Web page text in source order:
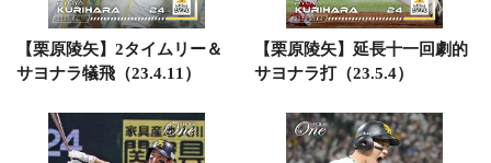
【栗原陵矢】2タイムリー＆
サヨナラ犠飛（23.4.11）
【栗原陵矢】延長十一回劇的
サヨナラ打（23.5.4）